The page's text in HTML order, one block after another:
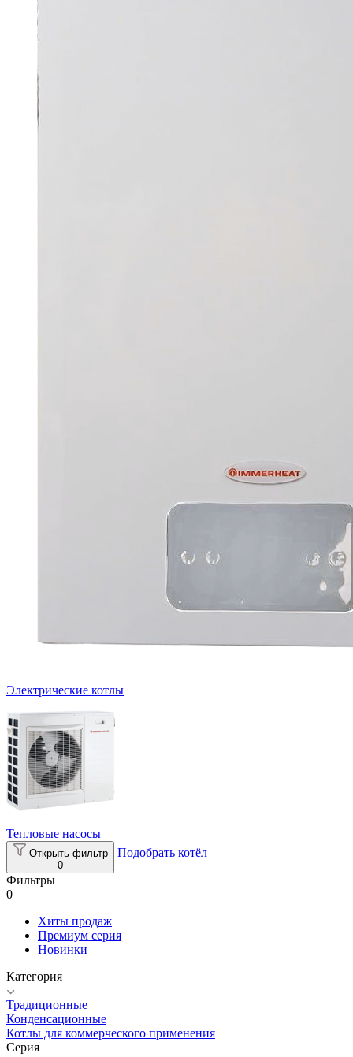
Электрические котлы
Тепловые насосы
Открыть фильтр
0
Подобрать котёл
Фильтры
0
Хиты продаж
Премиум серия
Новинки
Категория
Традиционные
Конденсационные
Котлы для коммерческого применения
Серия